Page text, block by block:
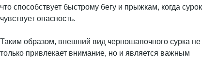
что способствует быстрому бегу и прыжкам, когда сурок
чувствует опасность.
Таким образом, внешний вид черношапочного сурка не
только привлекает внимание, но и является важным